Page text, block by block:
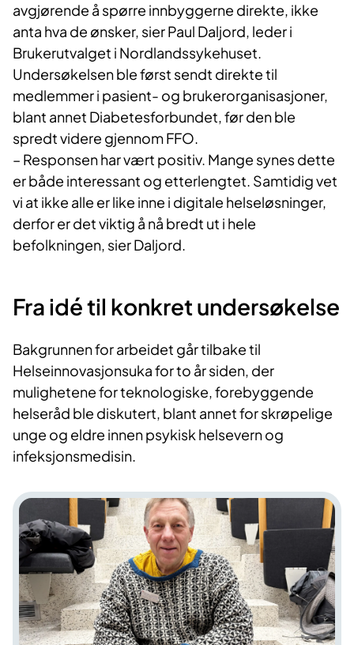
avgjørende å spørre innbyggerne direkte, ikke
anta hva de ønsker, sier Paul Daljord, leder i
Brukerutvalget i Nordlandssykehuset.
Undersøkelsen ble først sendt direkte til
medlemmer i pasient- og brukerorganisasjoner,
blant annet Diabetesforbundet, før den ble
spredt videre gjennom FFO.
– Responsen har vært positiv. Mange synes dette
er både interessant og etterlengtet. Samtidig vet
vi at ikke alle er like inne i digitale helseløsninger,
derfor er det viktig å nå bredt ut i hele
befolkningen, sier Daljord.
Fra idé til konkret undersøkelse
Bakgrunnen for arbeidet går tilbake til
Helseinnovasjonsuka for to år siden, der
mulighetene for teknologiske, forebyggende
helseråd ble diskutert, blant annet for skrøpelige
unge og eldre innen psykisk helsevern og
infeksjonsmedisin.